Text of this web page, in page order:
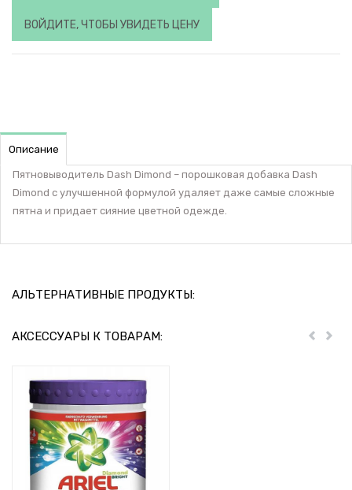
ВОЙДИТЕ, ЧТОБЫ УВИДЕТЬ ЦЕНУ
Описание
Пятновыводитель Dash Dimond – порошковая добавка Dash
Dimond с улучшенной формулой удаляет даже самые сложные
пятна и придает сияние цветной одежде.
АЛЬТЕРНАТИВНЫЕ ПРОДУКТЫ:
АКСЕССУАРЫ К ТОВАРАМ: Пред